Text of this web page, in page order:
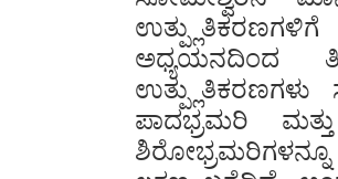
ಅಧ್ಯಯನದಿಂದ
ಪಾದಭ್ರಮರಿ
ಶಿರೋಭ್ರಮರಿಗಳನ್ನೂ